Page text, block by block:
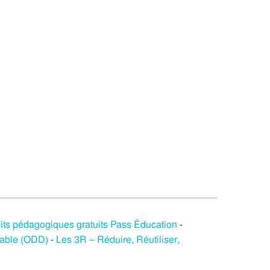
pédagogiques gratuits Pass Éducation -
(ODD) - Les 3R – Réduire, Réutiliser,